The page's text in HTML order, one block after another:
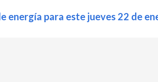
energía para este jueves 22 de